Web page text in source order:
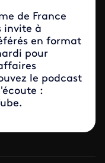
de France
invite à
en format
pour
le podcast
: